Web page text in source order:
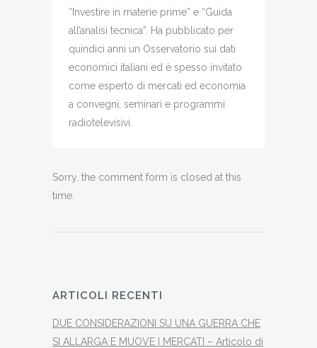
“Investire in materie prime” e “Guida
all’analisi tecnica”. Ha pubblicato per
quindici anni un Osservatorio sui dati
economici italiani ed è spesso invitato
come esperto di mercati ed economia
a convegni, seminari e programmi
radiotelevisivi.
Sorry, the comment form is closed at this
time.
ARTICOLI RECENTI
DUE CONSIDERAZIONI SU UNA GUERRA CHE
SI ALLARGA E MUOVE I MERCATI – Articolo di